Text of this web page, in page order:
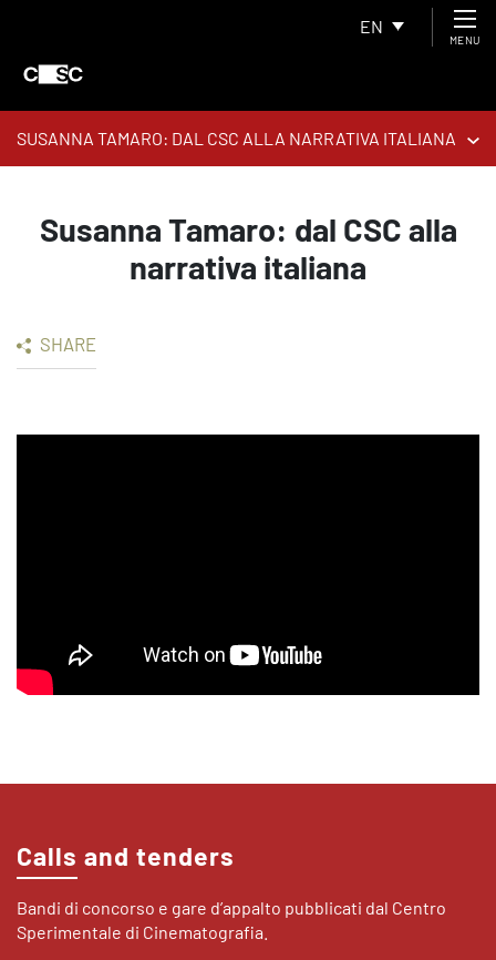
EN
MENU
SUSANNA TAMARO: DAL CSC ALLA NARRATIVA ITALIANA
Susanna Tamaro: dal CSC alla
narrativa italiana
SHARE
Calls and tenders
Bandi di concorso e gare d’appalto pubblicati dal Centro
Sperimentale di Cinematografia.